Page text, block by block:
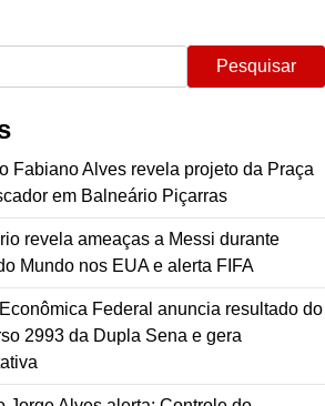
Pesquisar
Fabiano Alves revela projeto da Praça
em Balneário Piçarras
revela ameaças a Messi durante
Mundo nos EUA e alerta FIFA
Federal anuncia resultado do
2993 da Dupla Sena e gera